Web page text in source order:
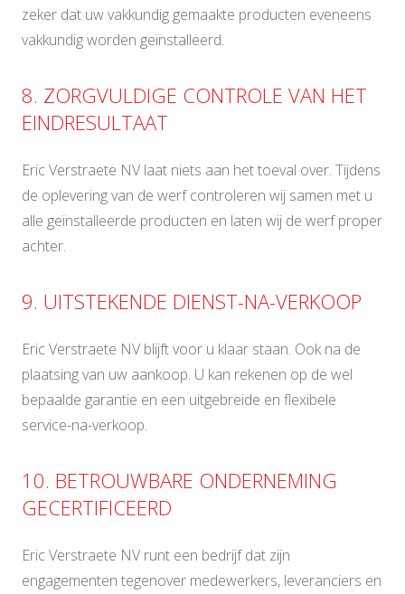
zeker dat uw vakkundig gemaakte producten eveneens
vakkundig worden geïnstalleerd.
8. ZORGVULDIGE CONTROLE VAN HET
EINDRESULTAAT
Eric Verstraete NV laat niets aan het toeval over. Tijdens
de oplevering van de werf controleren wij samen met u
alle geïnstalleerde producten en laten wij de werf proper
achter.
9. UITSTEKENDE DIENST-NA-VERKOOP
Eric Verstraete NV blijft voor u klaar staan. Ook na de
plaatsing van uw aankoop. U kan rekenen op de wel
bepaalde garantie en een uitgebreide en flexibele
service-na-verkoop.
10. BETROUWBARE ONDERNEMING
GECERTIFICEERD
Eric Verstraete NV runt een bedrijf dat zijn
engagementen tegenover medewerkers, leveranciers en